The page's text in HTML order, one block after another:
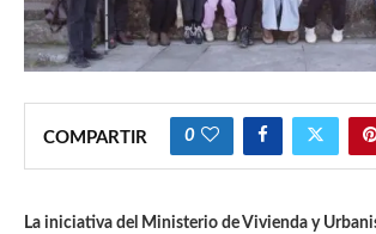
COMPARTIR 0
La iniciativa del Ministerio de Vivienda y